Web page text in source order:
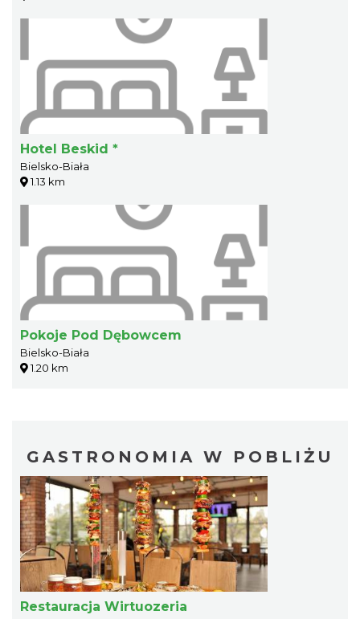
Hotel Beskid *
Bielsko-Biała
1.13 km
Pokoje Pod Dębowcem
Bielsko-Biała
1.20 km
GASTRONOMIA W POBLIŻU
Restauracja Wirtuozeria